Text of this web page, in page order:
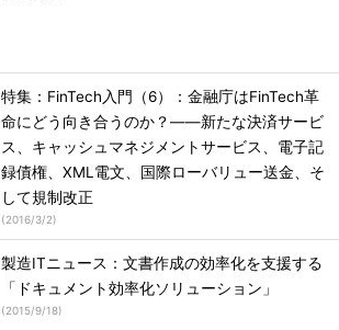
特集：FinTech入門（6）：金融庁はFinTech革
命にどう向き合うのか？――新たな決済サービ
ス、キャッシュマネジメントサービス、電子記
録債権、XML電文、国際ローバリュー送金、そ
して規制改正
(2016/3/2)
製造ITニュース：文書作成の効率化を支援する
「ドキュメント効率化ソリューション」
(2015/9/18)